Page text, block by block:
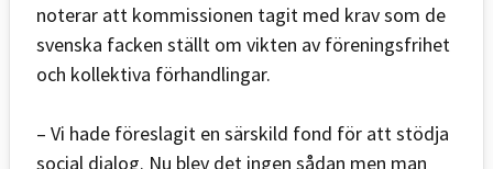
noterar att kommissionen tagit med krav som de
svenska facken ställt om vikten av föreningsfrihet
och kollektiva förhandlingar.
– Vi hade föreslagit en särskild fond för att stödja
social dialog. Nu blev det ingen sådan men man